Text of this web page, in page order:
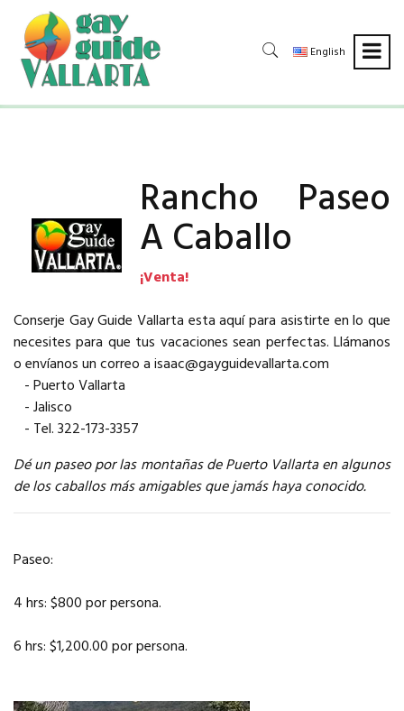
English
Rancho Paseo
A Caballo
¡Venta!
Conserje Gay Guide Vallarta esta aquí para asistirte en lo que
necesites para que tus vacaciones sean perfectas. Llámanos
o envíanos un correo a isaac@gayguidevallarta.com
- Puerto Vallarta
- Jalisco
- Tel. 322-173-3357
Dé un paseo por las montañas de Puerto Vallarta en algunos
de los caballos más amigables que jamás haya conocido.
Paseo:
4 hrs: $800 por persona.
6 hrs: $1,200.00 por persona.